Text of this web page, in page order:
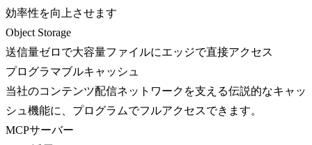
効率性を向上させます
Object Storage
送信量ゼロで大容量ファイルにエッジで直接アクセス
プログラマブルキャッシュ
当社のコンテンツ配信ネットワークを支える伝説的なキャッ
シュ機能に、プログラムでフルアクセスできます。
MCPサーバー